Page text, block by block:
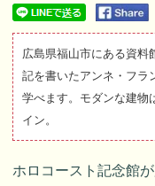
広島県福山市にある資料
記を書いたアンネ・フラ
学べます。モダンな建物
イン。
ホロコースト記念館